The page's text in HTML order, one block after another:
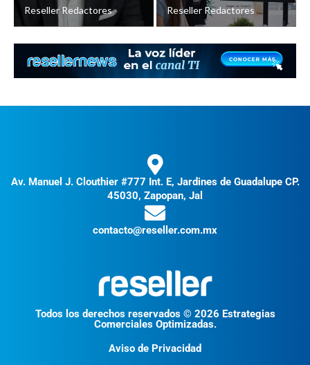
Reseller Redactores Reseller Redactores
Av. Manuel J. Clouthier #777 Int. E, Jardines de Guadalupe CP.
45030, Zapopan, Jal
contacto@reseller.com.mx
Todos los derechos reservados © 2026 Estrategias
Comerciales Optimizadas.
Aviso de Privacidad